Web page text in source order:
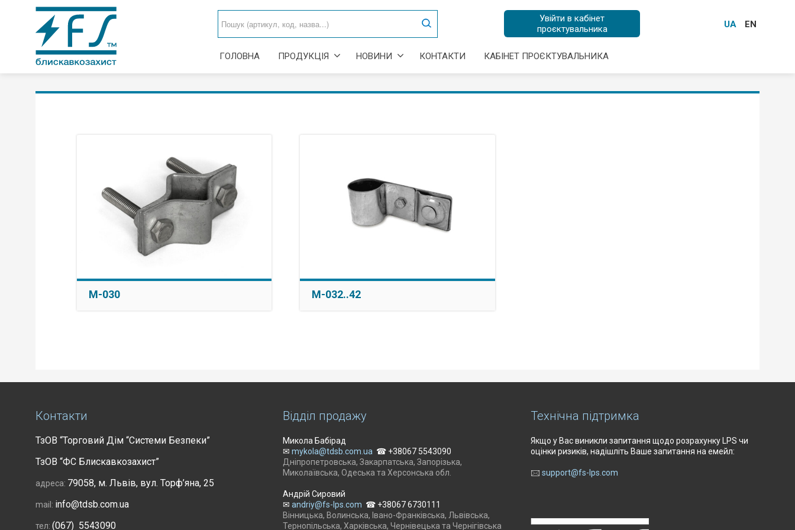
Увійти в кабінет
проєктувальника
UA EN
ГОЛОВНА ПРОДУКЦІЯ НОВИНИ КОНТАКТИ КАБІНЕТ ПРОЄКТУВАЛЬНИКА
M-030 M-032..42
Контакти
ТзОВ “Торговий Дім “Системи Безпеки”
ТзОВ “ФС Блискавкозахист”
адреса: 79058, м. Львів, вул. Торф’яна, 25
mail: info@tdsb.com.ua
тел: (067) 5543090
Відділ продажу
Микола Бабірад
✉mykola@tdsb.com.ua ☎ +38067 5543090
Дніпропетровська, Закарпатська, Запорізька,
Миколаївська, Одеська та Херсонська обл.
Андрій Сировий
✉andriy@fs-lps.com ☎ +38067 6730111
Вінницька, Волинська, Івано-Франківська, Львівська,
Тернопільська, Харківська, Чернівецька та Чернігівська
Технічна підтримка
Якщо у Вас виникли запитання щодо розрахунку LPS чи
оцінки ризиків, надішліть Ваше запитання на емейл:
🖂 support@fs-lps.com